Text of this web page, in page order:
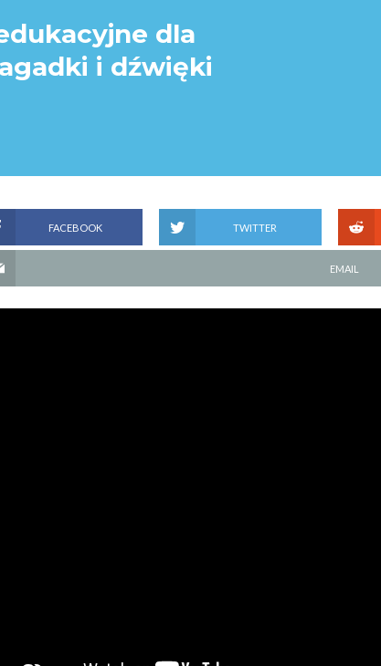
dla
i dźwięki
FACEBOOK TWITTER
EMAIL